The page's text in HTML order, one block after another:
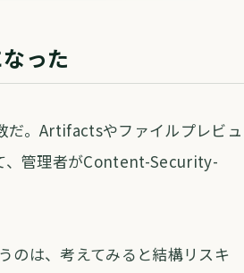
った
だ。Artifactsやファイルプレビュ
、管理者がContent-Security-
のは、考えてみると結構リスキ